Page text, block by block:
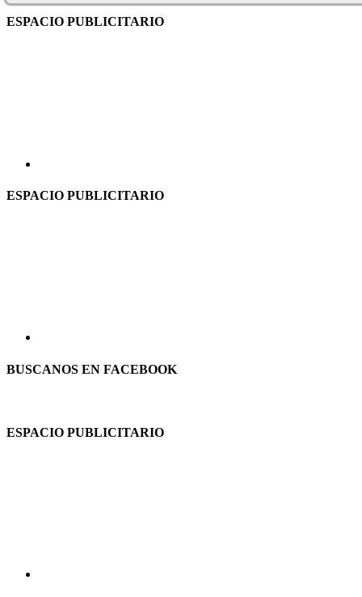
ESPACIO PUBLICITARIO
ESPACIO PUBLICITARIO
BUSCANOS EN FACEBOOK
ESPACIO PUBLICITARIO